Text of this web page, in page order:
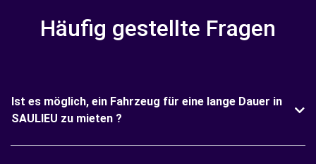
Häufig gestellte Fragen
Ist es möglich, ein Fahrzeug für eine lange Dauer in
SAULIEU zu mieten ?